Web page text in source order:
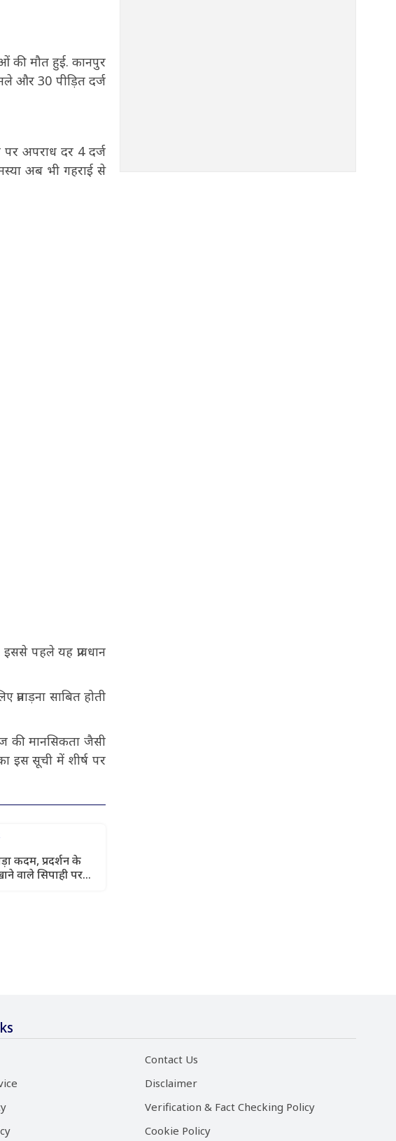
की मौत हुई. कानपुर
और 30 पीड़ित दर्ज
पर अपराध दर 4 दर्ज
अब भी गहराई से
पहले यह प्रावधान
साबित होती
की मानसिकता जैसी
इस सूची में शीर्ष पर
कदम, प्रदर्शन के
वाले सिपाही पर
Contact Us
Disclaimer
Verification & Fact Checking Policy
Cookie Policy